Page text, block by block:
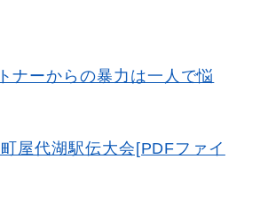
ナーからの暴力は一人で悩
屋代湖駅伝大会[PDFファイ